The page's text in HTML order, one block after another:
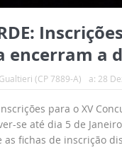
encerram a
(CP 7889-A) a: 28
para o XV
se até dia 5 de
as fichas de inscrição